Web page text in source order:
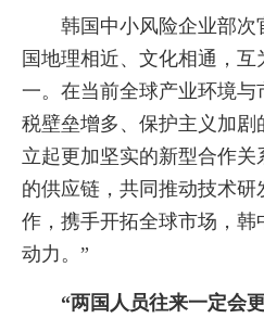
韩国中小风险企业部次
国地理相近、文化相通，
一。在当前全球产业环境与
税壁垒增多、保护主义加剧
立起更加坚实的新型合作
的供应链，共同推动技术研
作，携手开拓全球市场，韩
动力。”
“两国人员往来一定会